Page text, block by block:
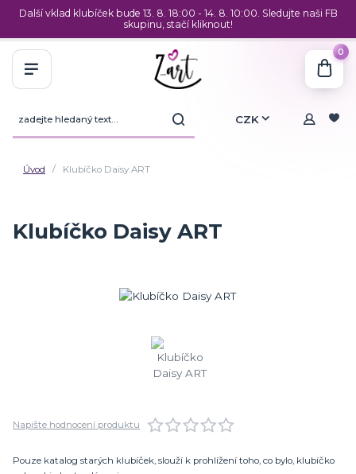
Další vklad klubíček bude 13. 8. 18:00 - 14. 8. 10:00. Sledujte naši FB
skupinu, stačí kliknout!
CZK
0
Úvod Klubíčko Daisy ART
Klubíčko Daisy ART
Napište hodnocení produktu
Pouze katalog starých klubíček, slouží k prohlížení toho, co bylo, klubíčko